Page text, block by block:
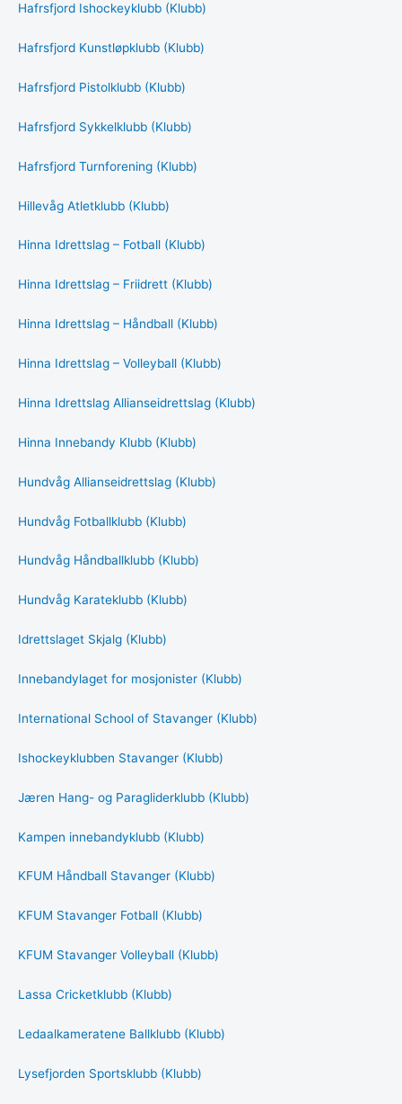
Hafrsfjord Ishockeyklubb (Klubb)
Hafrsfjord Kunstløpklubb (Klubb)
Hafrsfjord Pistolklubb (Klubb)
Hafrsfjord Sykkelklubb (Klubb)
Hafrsfjord Turnforening (Klubb)
Hillevåg Atletklubb (Klubb)
Hinna Idrettslag – Fotball (Klubb)
Hinna Idrettslag – Friidrett (Klubb)
Hinna Idrettslag – Håndball (Klubb)
Hinna Idrettslag – Volleyball (Klubb)
Hinna Idrettslag Allianseidrettslag (Klubb)
Hinna Innebandy Klubb (Klubb)
Hundvåg Allianseidrettslag (Klubb)
Hundvåg Fotballklubb (Klubb)
Hundvåg Håndballklubb (Klubb)
Hundvåg Karateklubb (Klubb)
Idrettslaget Skjalg (Klubb)
Innebandylaget for mosjonister (Klubb)
International School of Stavanger (Klubb)
Ishockeyklubben Stavanger (Klubb)
Jæren Hang- og Paragliderklubb (Klubb)
Kampen innebandyklubb (Klubb)
KFUM Håndball Stavanger (Klubb)
KFUM Stavanger Fotball (Klubb)
KFUM Stavanger Volleyball (Klubb)
Lassa Cricketklubb (Klubb)
Ledaalkameratene Ballklubb (Klubb)
Lysefjorden Sportsklubb (Klubb)